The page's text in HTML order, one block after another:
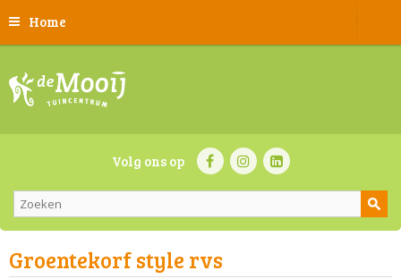
Home
Volg ons op
Groentekorf style rvs